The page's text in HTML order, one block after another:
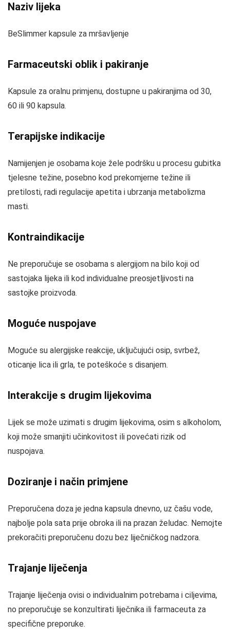
Naziv lijeka
BeSlimmer kapsule za mršavljenje
Farmaceutski oblik i pakiranje
Kapsule za oralnu primjenu, dostupne u pakiranjima od 30,
60 ili 90 kapsula.
Terapijske indikacije
Namijenjen je osobama koje žele podršku u procesu gubitka
tjelesne težine, posebno kod prekomjerne težine ili
pretilosti, radi regulacije apetita i ubrzanja metabolizma
masti.
Kontraindikacije
Ne preporučuje se osobama s alergijom na bilo koji od
sastojaka lijeka ili kod individualne preosjetljivosti na
sastojke proizvoda.
Moguće nuspojave
Moguće su alergijske reakcije, uključujući osip, svrbež,
oticanje lica ili grla, te poteškoće s disanjem.
Interakcije s drugim lijekovima
Lijek se može uzimati s drugim lijekovima, osim s alkoholom,
koji može smanjiti učinkovitost ili povećati rizik od
nuspojava.
Doziranje i način primjene
Preporučena doza je jedna kapsula dnevno, uz čašu vode,
najbolje pola sata prije obroka ili na prazan želudac. Nemojte
prekoračiti preporučenu dozu bez liječničkog nadzora.
Trajanje liječenja
Trajanje liječenja ovisi o individualnim potrebama i ciljevima,
no preporučuje se konzultirati liječnika ili farmaceuta za
specifične preporuke.